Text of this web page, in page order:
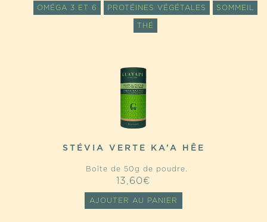
OMÉGA 3 ET 6 PROTÉINES VÉGÉTALES SOMMEIL
THÉ
STÉVIA VERTE KA’A HÊE
Boîte de 50g de poudre.
13,60€
AJOUTER AU PANIER